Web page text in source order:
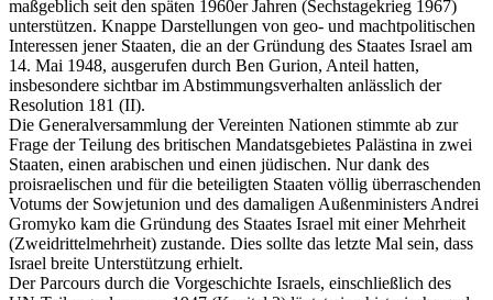
maßgeblich seit den späten 1960er Jahren (Sechstagekrieg 1967)
unterstützen. Knappe Darstellungen von geo- und machtpolitischen
Interessen jener Staaten, die an der Gründung des Staates Israel am
14. Mai 1948, ausgerufen durch Ben Gurion, Anteil hatten,
insbesondere sichtbar im Abstimmungsverhalten anlässlich der
Resolution 181 (II).
Die Generalversammlung der Vereinten Nationen stimmte ab zur
Frage der Teilung des britischen Mandatsgebietes Palästina in zwei
Staaten, einen arabischen und einen jüdischen. Nur dank des
proisraelischen und für die beteiligten Staaten völlig überraschenden
Votums der Sowjetunion und des damaligen Außenministers Andrei
Gromyko kam die Gründung des Staates Israel mit einer Mehrheit
(Zweidrittelmehrheit) zustande. Dies sollte das letzte Mal sein, dass
Israel breite Unterstützung erhielt.
Der Parcours durch die Vorgeschichte Israels, einschließlich des